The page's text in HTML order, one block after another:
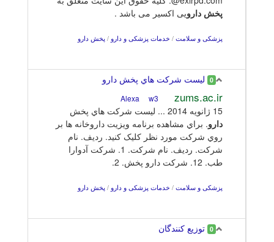
پخش دارویی اکسیر می باشد .
پزشکی و سلامت / خدمات پزشکی و دارو / پخش دارو
0 ﻟﯿﺴﺖ ﺷﺮﮐﺖ ﻫﺎي ﭘﺨﺶ دارو
zums.ac.ir
w3
15 ژانويه 2014 ... ﻟﯿﺴﺖ ﺷﺮﮐﺖ ﻫﺎي ﭘﺨﺶ
دارو. ﺑﺮاي ﻣﺸﺎﻫﺪه ﺑﺮﻧﺎﻣﻪ وﯾﺰﯾﺖ داروﺧﺎﻧﻪ ﻫﺎ ﺑﺮ
روي ﺷﺮﮐﺖ ﻣﻮرد ﻧﻈﺮ ﮐﻠﯿﮏ ﮐﻨﯿﺪ. ردﯾﻒ. ﻧﺎم
ﺷﺮﮐﺖ. ردﯾﻒ. ﻧﺎم ﺷﺮﮐﺖ. 1. ﺷﺮﮐﺖ آدوارا
ﻃﺐ. 12. ﺷﺮﮐﺖ دارو ﭘﺨﺶ. 2.
پزشکی و سلامت / خدمات پزشکی و دارو / پخش دارو
0 توزیع کنندگان